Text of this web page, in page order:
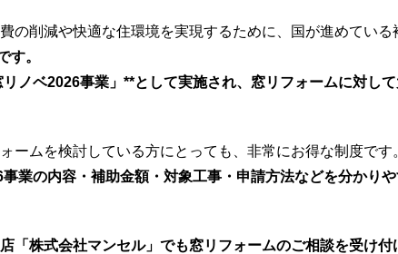
の削減や快適な住環境を実現するために、国が進めている
す。
ノベ2026事業」**として実施され、窓リフォームに対し
ームを検討している方にとっても、非常にお得な制度です
業の内容・補助金額・対象工事・申請方法などを分かり
「株式会社マンセル」でも窓リフォームのご相談を受け付